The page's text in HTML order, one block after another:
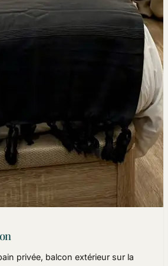
privée, balcon extérieur sur la